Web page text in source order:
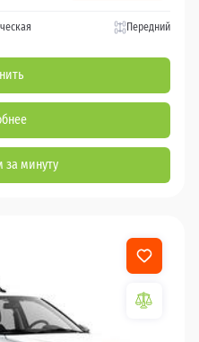
Передний
за минуту